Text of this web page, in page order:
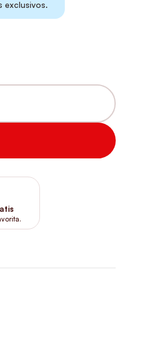
exclusivos.